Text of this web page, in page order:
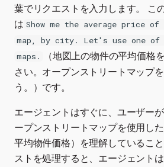
葉でリクエストを入力します。 こ
は Show me the average price
map, by city. Let's use one of
maps.
（地図上の物件の平均価格
さい。オープンストリートマップ
う。）です。
エージェントはすぐに、ユーザー
ープンストリートマップを使用し
平均物件価格）を理解しているこ
ストを処理すると、エージェント